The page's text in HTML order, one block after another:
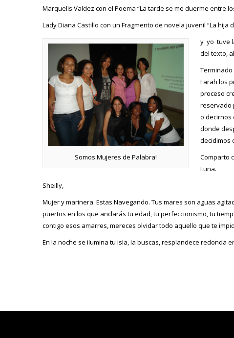
Marquelis Valdez con el Poema “La tarde se me duerme entre
Lady Diana Castillo con un Fragmento de novela juvenil “La hija
Somos Mujeres de Palabra!
y yo tuve
del texto,
Farah los
proceso
reservado
o decirnos
donde
decidimos
Comparto
Luna.
Sheilly,
Mujer y marinera. Estas Navegando. Tus mares son aguas
puertos en los que anclarás tu edad, tu perfeccionismo, tu
contigo esos amarres, mereces olvidar todo aquello que te
En la noche se ilumina tu isla, la buscas, resplandece redonda